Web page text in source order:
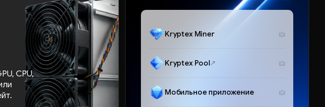
CPU,
Kryptex Miner
Kryptex Pool
Мобильное приложение